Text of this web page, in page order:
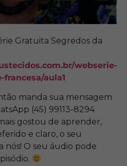
Gratuita Segredos da
webserie-
aula1
manda sua mensagem
(45) 99113-8294
gostou de aprender,
e claro, o seu
nós! O seu áudio pode